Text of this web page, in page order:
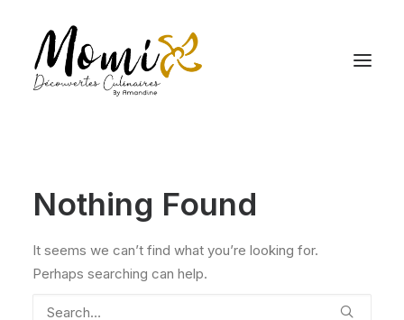
Nothing Found
It seems we can’t find what you’re looking for.
Perhaps searching can help.